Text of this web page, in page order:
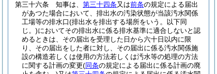
第三十六条
知事は、 第三十四条又は前条の規定による届出
があつた場合において、排出水の汚染状態が当該汚水関係
工場等の排水口(排出水を排出する場所をいう。以下同
じ。)においてその排出水に係る排水基準に適合しないと認
めるときは、その届出を受理した日から六十日以内に限
り、その届出をした者に対し、その届出に係る汚水関係施
設の構造若しくは使用の方法若しくは汚水等の処理の方法
に関する計画の変更(同条の規定による届出に係る計画の廃